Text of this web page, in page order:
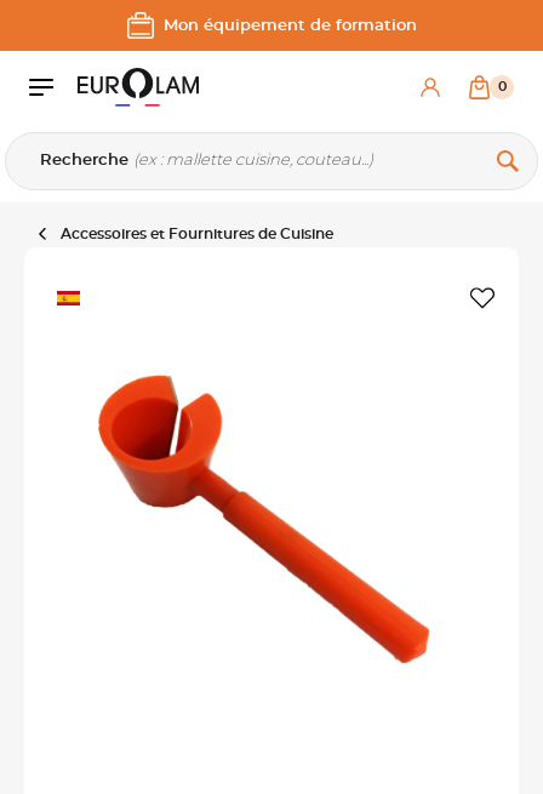
Aller au contenu
Aller à la navigation principale
Mon équipement de formation
Recherche
0
Accessoires et Fournitures de Cuisine